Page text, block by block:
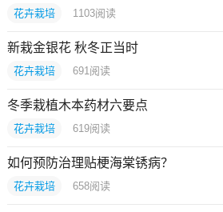
花卉栽培 1103阅读
新栽金银花 秋冬正当时
花卉栽培 691 阅读
冬季栽植木本药材六要点
花卉栽培 619阅读
如何预防治理贴梗海棠锈病？
花卉栽培 658阅读